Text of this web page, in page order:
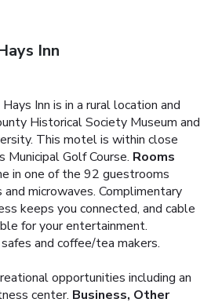
Inn
Inn is in a rural location and
Historical Society Museum and
This motel is within close
Golf Course. Rooms
in one of the 92 guestrooms
microwaves. Complimentary
keeps you connected, and cable
for your entertainment.
and coffee/tea makers.
opportunities including an
center. Business, Other